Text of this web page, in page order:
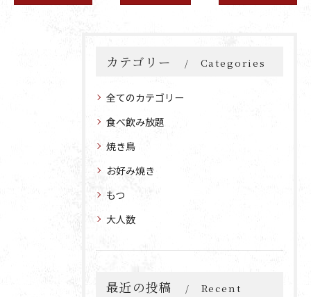
カテゴリー Categories
全てのカテゴリー
食べ飲み放題
焼き鳥
お好み焼き
もつ
大人数
最近の投稿
Recent